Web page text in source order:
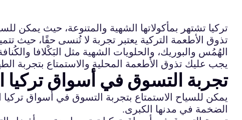
تركيا تشتهر بمأكولاتها الشهية والمتنوعة، حيث يمكن
تذوق الأطعمة التركية يعتبر تجربة لا تُنسى حقًا، حيث
الهُمُس والبوريك، والحلويات الشهية مثل البَكْلافا
يجب عليك تذوق الأطعمة المحلية والاستمتاع بتجربة
تجربة التسوق في أسواق تركيا
يمكن للسياح الاستمتاع بتجربة التسوق في أسواق
الضخمة في مدنها الكبرى.